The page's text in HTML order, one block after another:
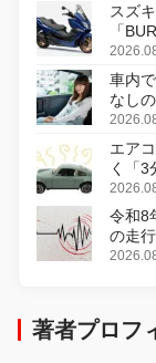
スズ
「
変更
車内
なし
エア
く「3
令和8
の走
著者プロフ